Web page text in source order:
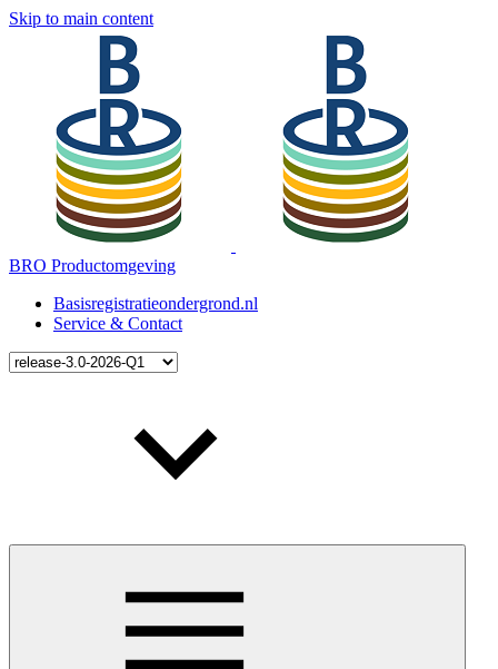
Skip to main content
BRO Productomgeving
Basisregistratieondergrond.nl
Service & Contact